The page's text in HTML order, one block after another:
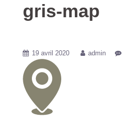
gris-map
19 avril 2020 admin